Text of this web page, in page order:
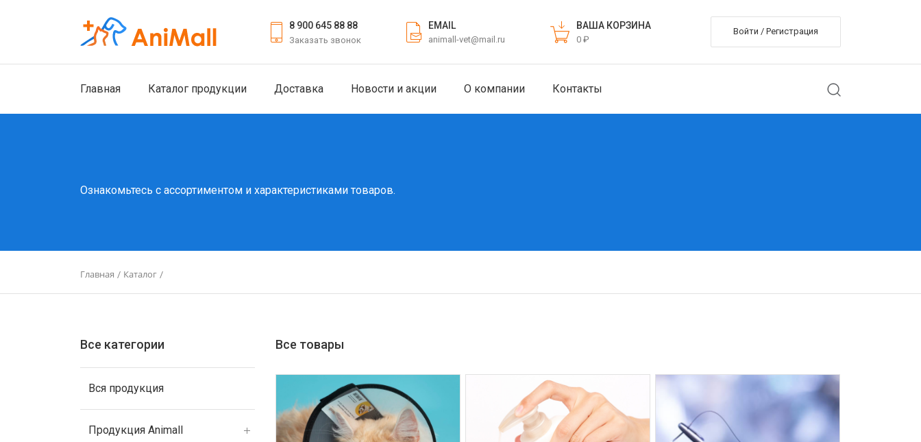
8 900 645 88 88
Заказать звонок
EMAIL
animall-vet@mail.ru
ВАША КОРЗИНА
0 ₽
Войти / Регистрация
Главная Каталог продукции Доставка Новости и акции О компании Контакты
Ознакомьтесь с ассортиментом и характеристиками товаров.
Главная / Каталог /
Все категории
Вся продукция
Продукция Animall
Все товары